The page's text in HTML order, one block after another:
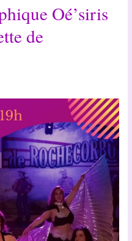
Oé’siris
de